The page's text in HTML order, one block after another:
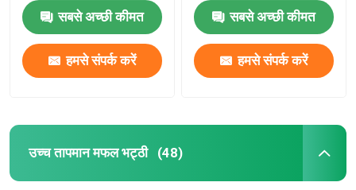
सबसे अच्छी कीमत
हमसे संपर्क करें
सबसे अच्छी कीमत
हमसे संपर्क करें
उच्च तापमान मफल भट्ठी (48)